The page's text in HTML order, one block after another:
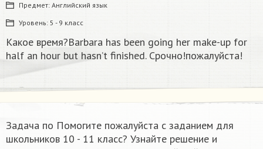
Предмет: Английский язык
Уровень: 5 - 9 класс
Какое время?Barbara has been going her make-up for
half an hour but hasn’t finished. Срочно!пожалуйста!
Задача по Помогите пожалуйста с заданием для
школьников 10 - 11 класс? Узнайте решение и